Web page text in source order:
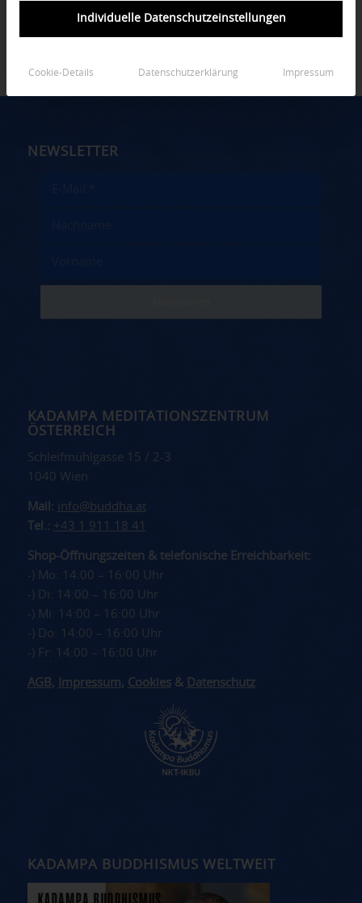
NEWSLETTER
KADAMPA MEDITATIONSZENTRUM
ÖSTERREICH
Schleifmühlgasse 15 / 2-3
1040 Wien
Mail: info@buddha.at
Tel.: +43 1 911 18 41
Shop-Öffnungszeiten & telefonische Erreichbarkeit:
-) Mo: 14:00 – 16:00 Uhr
-) Di: 14:00 – 16:00 Uhr
-) Mi: 14:00 – 16:00 Uhr
-) Do: 14:00 – 16:00 Uhr
-) Fr: 14:00 – 16:00 Uhr
AGB , Impressum, Cookies& Datenschutz
KADAMPA BUDDHISMUS WELTWEIT
Individuelle Datenschutzeinstellungen
Cookie-Details Datenschutzerklärung Impressum